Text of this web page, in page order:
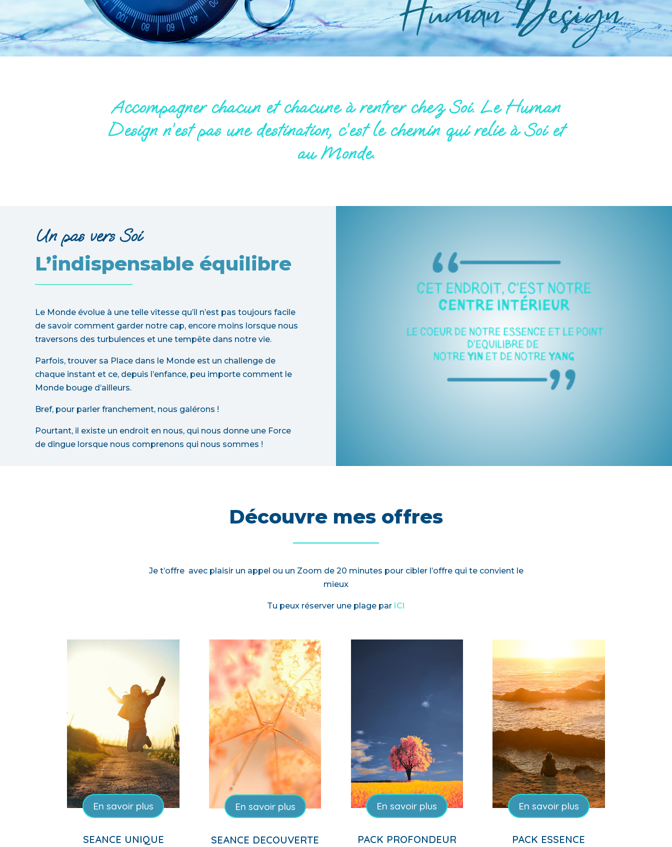
Accompagner chacun et chacune à rentrer chez Soi. Le Human
Design n’est pas une destination, c’est le chemin qui relie à Soi et
au Monde.
Un pas vers Soi
L’indispensable équilibre
Le Monde évolue à une telle vitesse qu’il n’est pas toujours facile
de savoir comment garder notre cap, encore moins lorsque nous
traversons des turbulences et une tempête dans notre vie.
Parfois, trouver sa Place dans le Monde est un challenge de
chaque instant et ce, depuis l’enfance, peu importe comment le
Monde bouge d’ailleurs.
Bref, pour parler franchement, nous galérons !
Pourtant, il existe un endroit en nous, qui nous donne une Force
de dingue lorsque nous comprenons qui nous sommes !
Découvre mes offres
Je t’offre avec plaisir un appel ou un Zoom de 20 minutes pour cibler l’offre qui te convient le
mieux
Tu peux réserver une plage par ICI
En savoir plus
SEANCE UNIQUE
En savoir plus
SEANCE DECOUVERTE
En savoir plus
PACK PROFONDEUR
En savoir plus
PACK ESSENCE